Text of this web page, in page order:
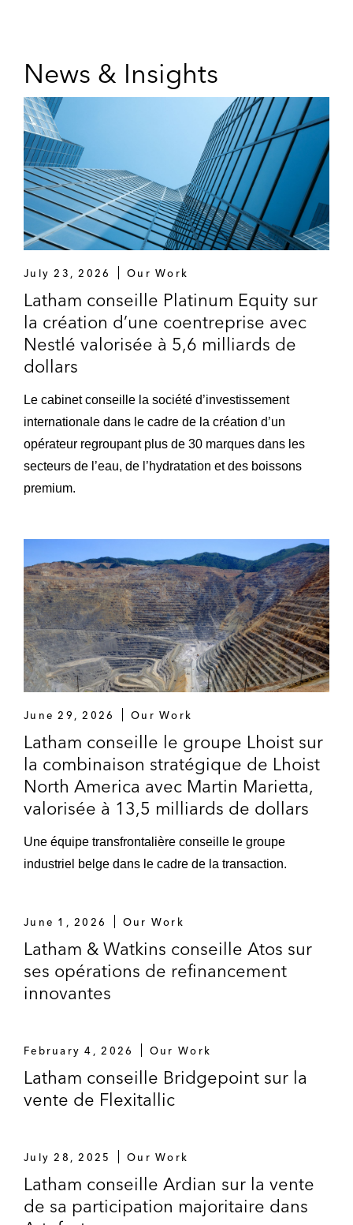
News & Insights
July 23, 2026 Our Work
Latham conseille Platinum Equity sur
la création d’une coentreprise avec
Nestlé valorisée à 5,6 milliards de
dollars
Le cabinet conseille la société d’investissement
internationale dans le cadre de la création d’un
opérateur regroupant plus de 30 marques dans les
secteurs de l’eau, de l’hydratation et des boissons
premium.
June 29, 2026 Our Work
Latham conseille le groupe Lhoist sur
la combinaison stratégique de Lhoist
North America avec Martin Marietta,
valorisée à 13,5 milliards de dollars
Une équipe transfrontalière conseille le groupe
industriel belge dans le cadre de la transaction.
June 1, 2026 Our Work
Latham & Watkins conseille Atos sur
ses opérations de refinancement
innovantes
February 4, 2026 Our Work
Latham conseille Bridgepoint sur la
vente de Flexitallic
July 28, 2025 Our Work
Latham conseille Ardian sur la vente
de sa participation majoritaire dans